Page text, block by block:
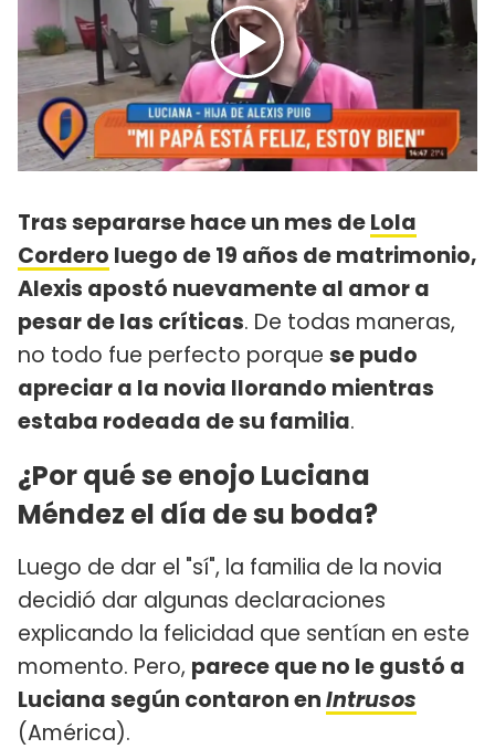
Tras separarse hace un mes deLola
Cordero luego de 19 años de matrimonio,
Alexis apostó nuevamente al amor a
pesar de las críticas. De todas maneras,
no todo fue perfecto porque se pudo
apreciar a la novia llorando mientras
estaba rodeada de su familia.
¿Por qué se enojo Luciana
Méndez el día de su boda?
Luego de dar el "sí", la familia de la novia
decidió dar algunas declaraciones
explicando la felicidad que sentían en este
momento. Pero, parece que no le gustó a
Luciana según contaron enIntrusos
(América).